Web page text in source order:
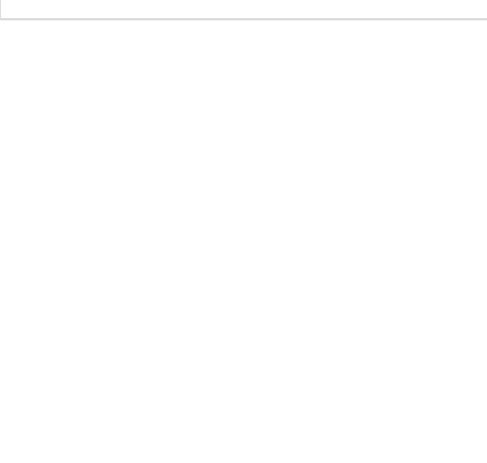
TERRAIN